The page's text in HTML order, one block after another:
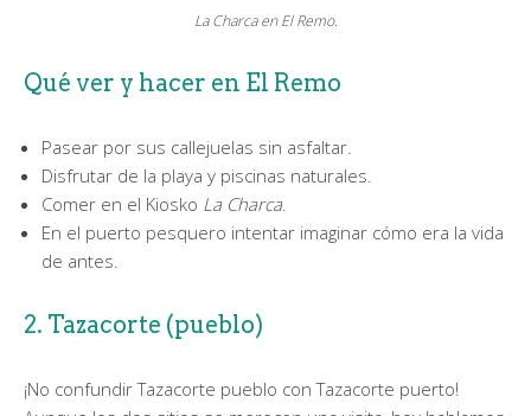
La Charca en El Remo.
Qué ver y hacer en El Remo
Pasear por sus callejuelas sin asfaltar.
Disfrutar de la playa y piscinas naturales.
Comer en el Kiosko La Charca.
En el puerto pesquero intentar imaginar cómo era la vida
de antes.
2. Tazacorte (pueblo)
¡No confundir Tazacorte pueblo con Tazacorte puerto!